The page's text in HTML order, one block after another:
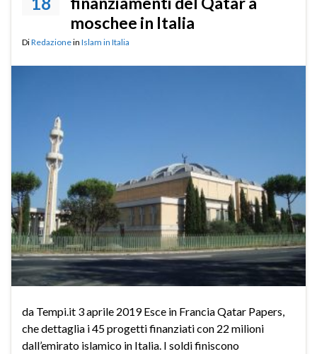
moschee in Italia
DiRedazionein Islam in Italia
da Tempi.it 3 aprile 2019 Esce in Francia Qatar Papers,
che dettaglia i 45 progetti finanziati con 22 milioni
dall’emirato islamico in Italia. I soldi finiscono